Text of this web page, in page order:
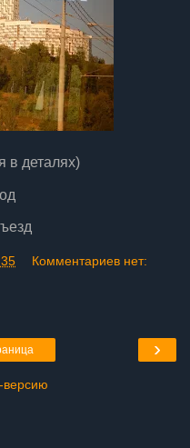
в деталях)
Комментариев нет:
›
версию